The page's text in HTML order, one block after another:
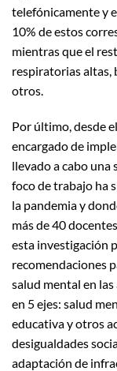
telefónicamente y
10% de estos
mientras que el
respiratorias
otros.
Por último, desde
encargado de
llevado a cabo una
foco de trabajo ha
la pandemia y
más de 40
esta investigación
recomendaciones
salud mental en
en 5 ejes: salud
educativa y otros
desigualdades
adaptación de